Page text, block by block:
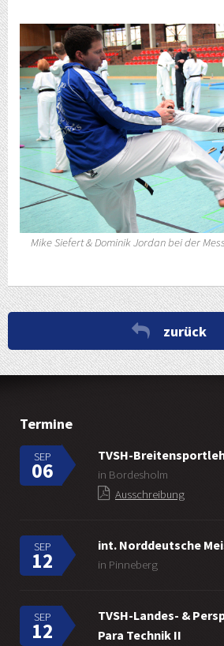
Mike Siefert & Dominik Jordan bei der
zurück
Termine
SEP
06
TVSH-
in Bordesholm
Ausschreibung
SEP
12
int. Norddeutsche
in Pinneberg
SEP
12
TVSH-Landes- &
Para Technik II